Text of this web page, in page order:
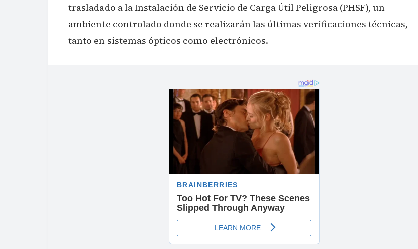
trasladado a la Instalación de Servicio de Carga Útil Peligrosa (PHSF), un
ambiente controlado donde se realizarán las últimas verificaciones técnicas,
tanto en sistemas ópticos como electrónicos.